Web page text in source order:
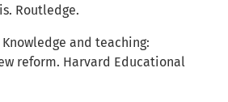
Routledge.
Knowledge and teaching:
reform. Harvard Educational